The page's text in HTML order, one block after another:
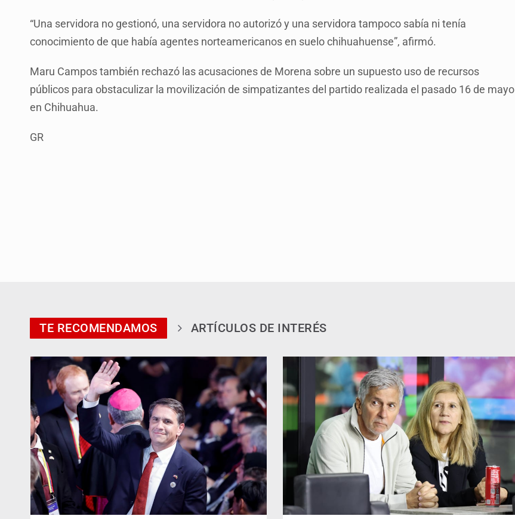
“Una servidora no gestionó, una servidora no autorizó y una servidora tampoco sabía ni tenía
conocimiento de que había agentes norteamericanos en suelo chihuahuense”, afirmó.
Maru Campos también rechazó las acusaciones de Morena sobre un supuesto uso de recursos
públicos para obstaculizar la movilización de simpatizantes del partido realizada el pasado 16 de mayo
en Chihuahua.
GR
TE RECOMENDAMOS ARTÍCULOS DE INTERÉS